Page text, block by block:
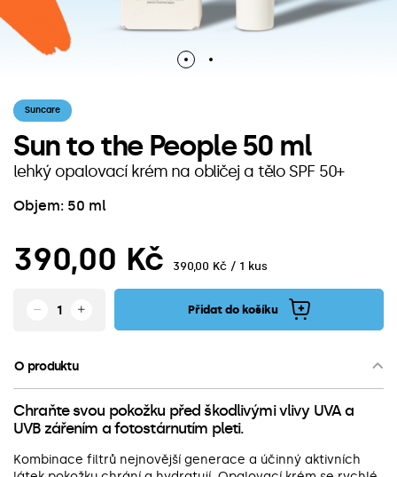
Suncare
Sun to the People 50 ml
lehký opalovací krém na obličej a tělo SPF 50+
Objem: 50 ml
390,00 Kč 390,00 Kč / 1 kus
Přidat do košíku
O produktu
Chraňte svou pokožku před škodlivými vlivy UVA a
UVB zářením a fotostárnutím pleti.
Kombinace filtrů nejnovější generace a účinný aktivních